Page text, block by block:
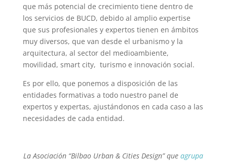
que más potencial de crecimiento tiene dentro de
los servicios de BUCD, debido al amplio expertise
que sus profesionales y expertos tienen en ámbitos
muy diversos, que van desde el urbanismo y la
arquitectura, al sector del medioambiente,
movilidad, smart city, turismo e innovación social.
Es por ello, que ponemos a disposición de las
entidades formativas a todo nuestro panel de
expertos y expertas, ajustándonos en cada caso a las
necesidades de cada entidad.
La Asociación “Bilbao Urban & Cities Design” queagrupa